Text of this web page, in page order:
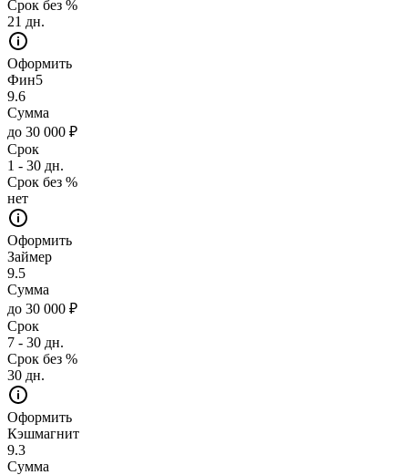
Срок без %
21 дн.
Оформить
Фин5
9.6
Сумма
до 30 000 ₽
Срок
1 - 30 дн.
Срок без %
нет
Оформить
Займер
9.5
Сумма
до 30 000 ₽
Срок
7 - 30 дн.
Срок без %
30 дн.
Оформить
Кэшмагнит
9.3
Сумма